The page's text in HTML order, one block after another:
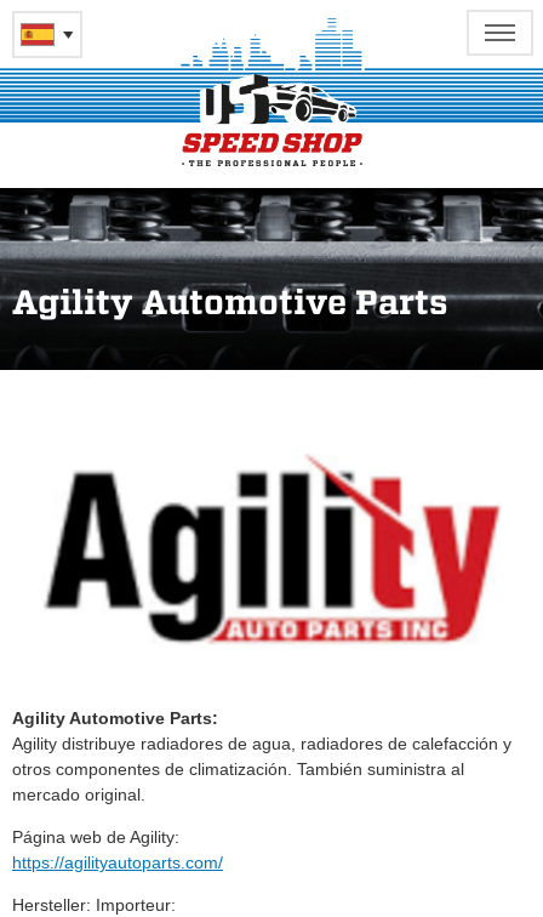
Agility Automotive Parts
Agility Automotive Parts:
Agility distribuye radiadores de agua, radiadores de calefacción y
otros componentes de climatización. También suministra al
mercado original.
Página web de Agility:
https://agilityautoparts.com/
Hersteller: Importeur: